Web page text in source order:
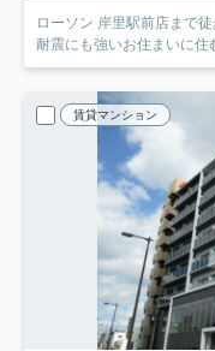
ローソン 岸里駅前店まで
耐震にも強いお住まいに
賃貸マンション